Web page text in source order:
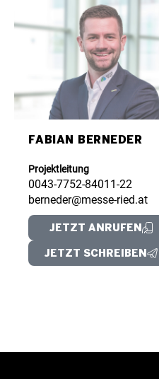
FABIAN BERNEDER
Projektleitung
0043-7752-84011-22
berneder@messe-ried.at
JETZT ANRUFEN
JETZT SCHREIBEN